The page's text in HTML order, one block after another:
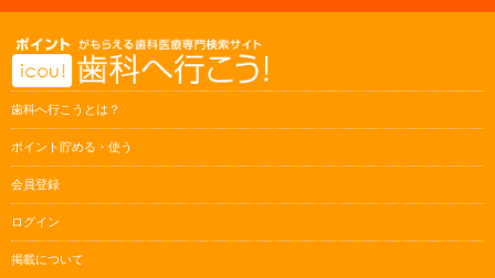
歯科へ行こうとは？
ポイント貯める・使う
会員登録
ログイン
掲載について